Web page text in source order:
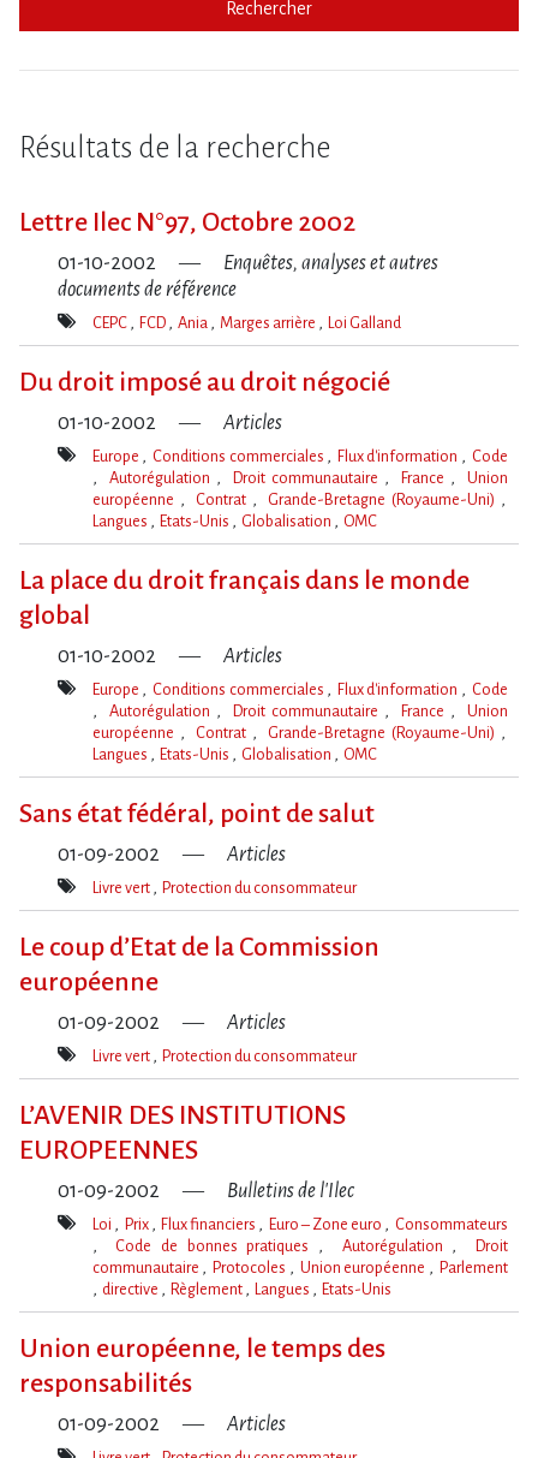
Rechercher
Résultats de la recherche
Lettre Ilec N°97, Octobre 2002
01-10-2002
Enquêtes, analyses et autres
documents de référence
Mot(s)-
CEPC FCD Ania Marges arrière Loi Galland
Du droit imposé au droit négocié
01-10-2002 Articles
Mot(s)-
Europe Conditions commerciales Flux d'information
Code
Autorégulation
Droit communautaire France
Union
européenne
Contrat
Grande-Bretagne (Royaume-Uni)
Langues
Etats-Unis Globalisation OMC
La place du droit français dans le monde
global
01-10-2002 Articles
Mot(s)-
Europe Conditions commerciales Flux d'information
Code
Autorégulation
Droit communautaire France
Union
européenne
Contrat
Grande-Bretagne (Royaume-Uni)
Langues
Etats-Unis Globalisation OMC
Sans état fédéral, point de salut
01-09-2002 Articles
Mot(s)-
Livre vert Protection du consommateur
Le coup d​‌’Etat de la Commission
européenne
01-09-2002 Articles
Mot(s)-
Livre vert Protection du consommateur
L’AVENIR DES INSTITUTIONS
EUROPEENNES
01-09-2002 Bulletins de l'Ilec
Mot(s)-
Loi Prix Flux financiers Euro – Zone euro
Consommateurs
Code de bonnes pratiques
Autorégulation
Droit
communautaire
Protocoles Union européenne
Parlement
directive
Règlement Langues Etats-Unis
Union européenne, le temps des
responsabilités
01-09-2002 Articles